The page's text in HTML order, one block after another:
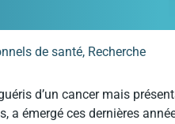
de santé, Recherche
d’un cancer mais
émergé ces dernières